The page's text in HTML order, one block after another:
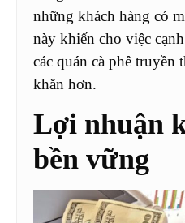
những khách hàng có
này khiến cho việc
các quán cà phê truyền
khăn hơn.
Lợi nhuận
bền vững